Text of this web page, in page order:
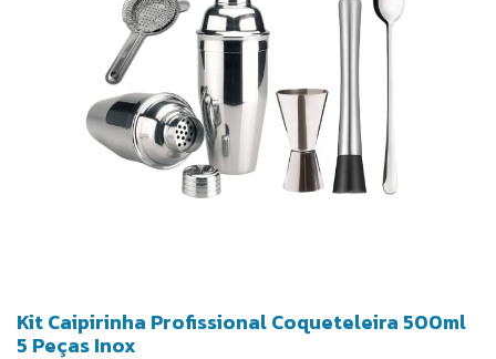
Kit Caipirinha Profissional Coqueteleira 500ml
5 Peças Inox